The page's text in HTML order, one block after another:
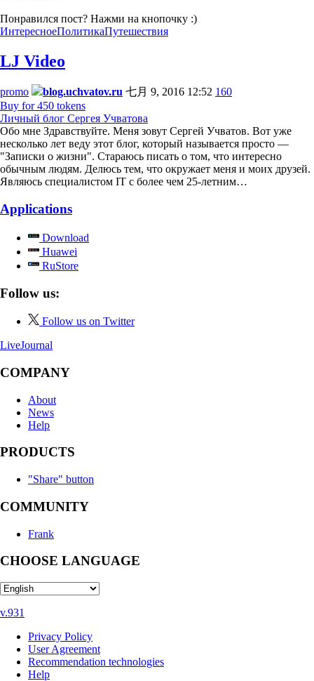
Понравился пост? Нажми на кнопочку :)
ИнтересноеПолитикаПутешествия
LJ Video
promo blog.uchvatov.ru 七月 9, 2016 12:52 160
Buy for 450 tokens
Личный блог Сергея Учватова
Обо мне Здравствуйте. Меня зовут Сергей Учватов. Вот уже
несколько лет веду этот блог, который называется просто —
"Записки о жизни". Стараюсь писать о том, что интересно
обычным людям. Делюсь тем, что окружает меня и моих друзей.
Являюсь специалистом IT с более чем 25-летним…
Applications
Download
Huawei
RuStore
Follow us:
Follow us on Twitter
LiveJournal
COMPANY
About
News
Help
PRODUCTS
"Share" button
COMMUNITY
Frank
CHOOSE LANGUAGE
v.931
Privacy Policy
User Agreement
Recommendation technologies
Help